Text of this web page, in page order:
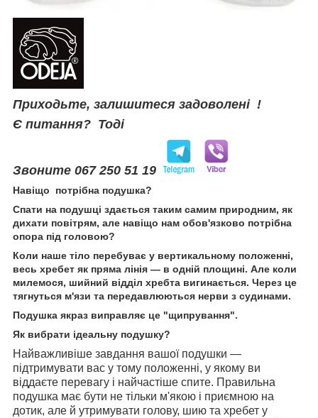
Приходьте, залишитеся задоволені !
Є питання? Тоді
Звоните 067 250 51 19
Навіщо потрібна подушка?
Спати на подушці здається таким самим природним, як
дихати повітрям, але навіщо нам обов'язково потрібна
опора під головою?
Коли наше тіло перебуває у вертикальному положенні,
весь хребет як пряма лінія — в одній площині. Але коли
милемося, шийний відділ хребта вигинається. Через це
тягнуться м'язи та передавлюються нерви з судинами.
Подушка якраз виправляє це "щипрування".
Як вибрати ідеальну подушку?
Найважливіше завдання вашої подушки —
підтримувати вас у тому положенні, у якому ви
віддаєте перевагу і найчастіше спите. Правильна
подушка має бути не тільки м'якою і приємною на
дотик, але й утримувати голову, шию та хребет у